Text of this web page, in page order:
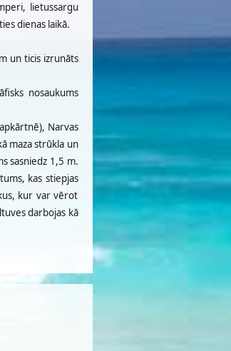
lietussargu
dienas laikā.
un ticis izrunāts
nosaukums
Narvas
maza strūkla un
sasniedz 1,5 m.
kas stiepjas
kur var vērot
darbojas kā